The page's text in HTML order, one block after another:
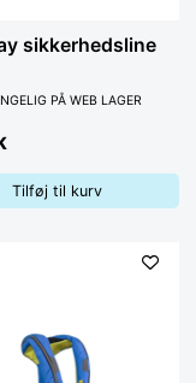
sikkerhedsline
PÅ WEB LAGER
Tilføj til kurv